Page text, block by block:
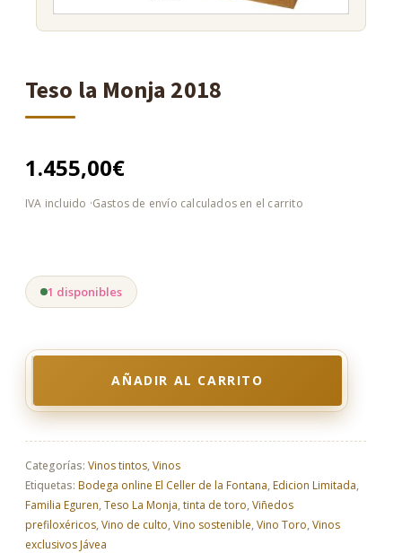
Teso la Monja 2018
1.455,00€
1 disponibles
la
cantidad
AÑADIR AL CARRITO
Categorías: Vinos tintos,Vinos
Etiquetas: Bodega online El Celler de la Fontana, Edicion Limitada,
Familia Eguren,Teso La Monja,tinta de toro,Viñedos
prefiloxéricos,Vino de culto,Vino sostenible,Vino Toro,Vinos
exclusivos Jávea